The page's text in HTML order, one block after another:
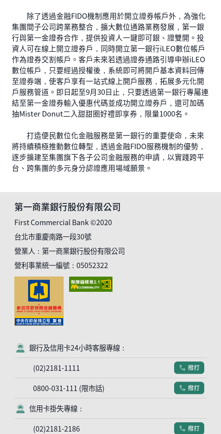
除了透過金融FIDO機制應用於開立證券帳戶外，為強化
集團間子公司跨業務整合，擴大數位通路業務發展，第一銀
行與第一金證券合作，提供投資人一鍵即可銀、證雙開。投
資人可在線上開立證券戶，同時開立第一銀行iLEO數位帳戶
作為證券交割帳戶。客戶未來若透過證券通路引導申辦iLEO
數位帳戶，只要經過授權後，系統即可將開戶基本資料回傳
至證券端，使客戶享有一站式線上開戶服務，拓展多元化開
戶服務管道。即日起至9月30日止，只要透過第一銀行專屬連
結至第一金證券輸入優惠代碼並成功開立證券戶，還可加碼
抽Mister Donut二入甜甜圈好禮即享券，限量1000名。
打造便民數位化金融服務是第一銀行的重要使命，未來
將持續積極推動數位轉型，透過金融FIDO服務機制的優勢，
逐步擴建至集團旗下各子公司金融服務的申請，以實踐跨平
台、跨集團的多元身分認證應用場域願景。
第一商業銀行股份有限公司
First Commercial Bank ©2020
台北市重慶南路一段30號
營業人：第一商業銀行股份有限公司
營利事業統一編號：05052322
客服符號
銀行及信用卡24小時客服專線：
(02)2181-1111
電話符號
撥打
0800-031-111 (限市話) 電話符號
撥打
客服符號
信用卡掛失專線：
(02)2181-2186
電話符號
撥打